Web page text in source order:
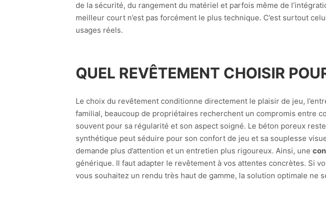
de la sécurité, du rangement du matériel et parfois même de
meilleur court n’est pas forcément le plus technique. C’est surtout
usages réels.
QUEL REVÊTEMENT CHOISIR
Le choix du revêtement conditionne directement le plaisir de jeu,
familial, beaucoup de propriétaires recherchent un compromis entre
souvent pour sa régularité et son aspect soigné. Le béton poreux
synthétique peut séduire pour son confort de jeu et sa souplesse
demande plus d’attention et un entretien plus rigoureux. Ainsi, une
générique. Il faut adapter le revêtement à vos attentes concrètes. Si
vous souhaitez un rendu très haut de gamme, la solution optimale ne